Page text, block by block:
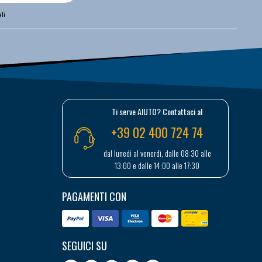
Ti serve AIUTO? Contattaci al
+39 02 400 724 74
dal lunedì al venerdì, dalle 08:30 alle
13:00 e dalle 14:00 alle 17:30
PAGAMENTI CON
SEGUICI SU